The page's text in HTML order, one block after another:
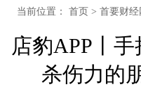
当前位置：首页 >首要财经
店豹APP丨
杀伤力的